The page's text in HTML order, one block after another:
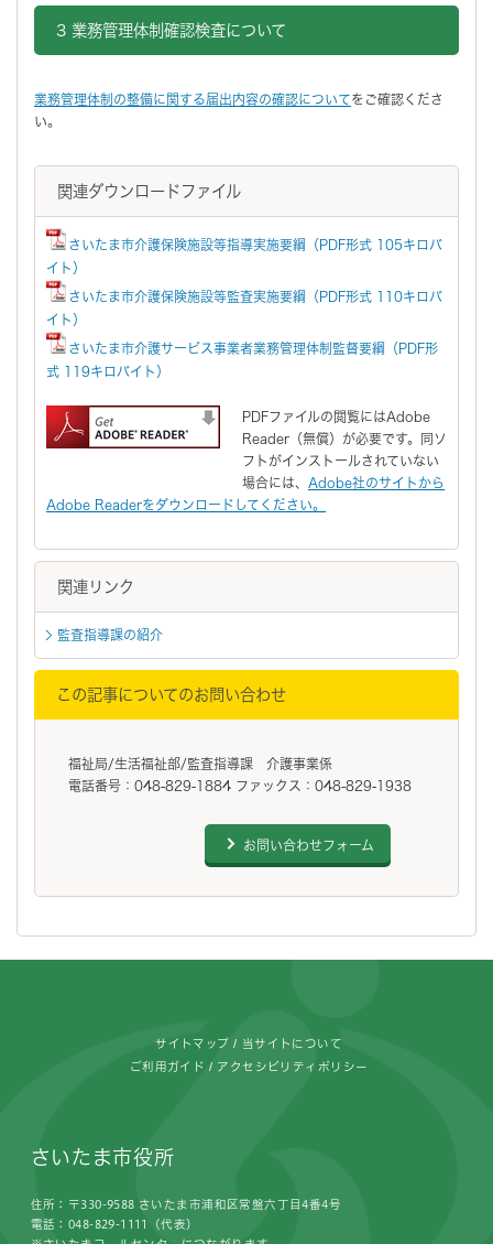
3 業務管理体制確認検査について
業務管理体制の整備に関する届出内容の確認についてをご確認くださ
い。
関連ダウンロードファイル
さいたま市介護保険施設等指導実施要綱（PDF形式 105キロバ
イト）
さいたま市介護保険施設等監査実施要綱（PDF形式 110キロバ
イト）
さいたま市介護サービス事業者業務管理体制監督要綱（PDF形
式 119キロバイト）
PDFファイルの閲覧にはAdobe
Reader（無償）が必要です。同ソ
フトがインストールされていない
場合には、 Adobe社のサイトから
Adobe Readerをダウンロードしてください。
関連リンク
監査指導課の紹介
この記事についてのお問い合わせ
福祉局/生活福祉部/監査指導課 介護事業係
電話番号：048-829-1884 ファックス：048-829-1938
お問い合わせフォーム
サイトマップ 当サイトについて
ご利用ガイド アクセシビリティポリシー
さいたま市役所
住所：〒330-9588 さいたま市浦和区常盤六丁目4番4号
電話：048-829-1111（代表）